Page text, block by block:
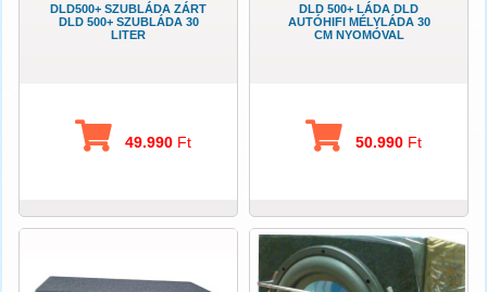
DLD500+ SZUBLÁDA ZÁRT
DLD 500+ SZUBLÁDA 30
LITER
49.990 Ft
DLD 500+ LÁDA DLD
AUTÓHIFI MÉLYLÁDA 30
CM NYOMÓVAL
50.990 Ft